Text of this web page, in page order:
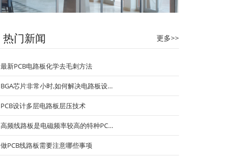
热门新闻 更多>>
最新PCB电路板化学去毛刺方法
BGA芯片非常小时,如何解决电路板设…
PCB设计多层电路板层压技术
高频线路板是电磁频率较高的特种PC…
做PCB线路板需要注意哪些事项